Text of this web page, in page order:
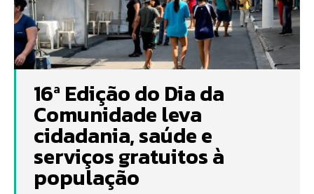
16ª Edição do Dia da
Comunidade leva
cidadania, saúde e
serviços gratuitos à
população